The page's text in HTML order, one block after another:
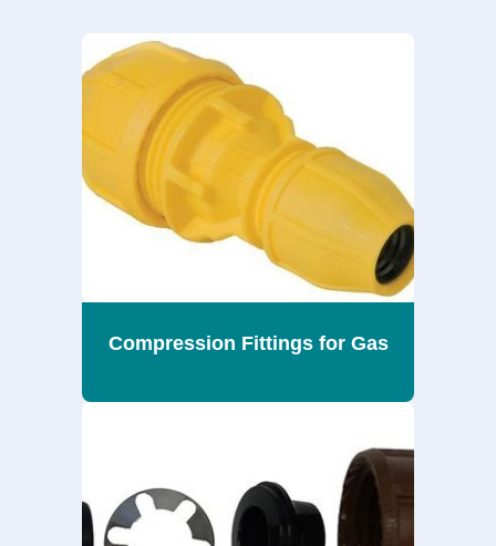
Compression Fittings for Gas